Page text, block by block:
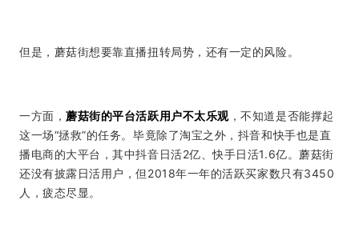
但是，蘑菇街想要靠直播扭转局势，还有一定的风险。
一方面，蘑菇街的平台活跃用户不太乐观，不知道是否能撑起
这一场“拯救”的任务。毕竟除了淘宝之外，抖音和快手也是直
播电商的大平台，其中抖音日活2亿、快手日活1.6亿。蘑菇街
还没有披露日活用户，但2018年一年的活跃买家数只有3450
人，疲态尽显。